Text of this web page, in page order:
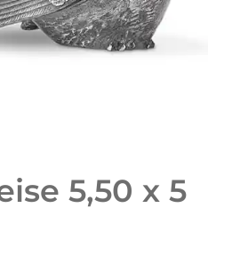
5,50 x 5